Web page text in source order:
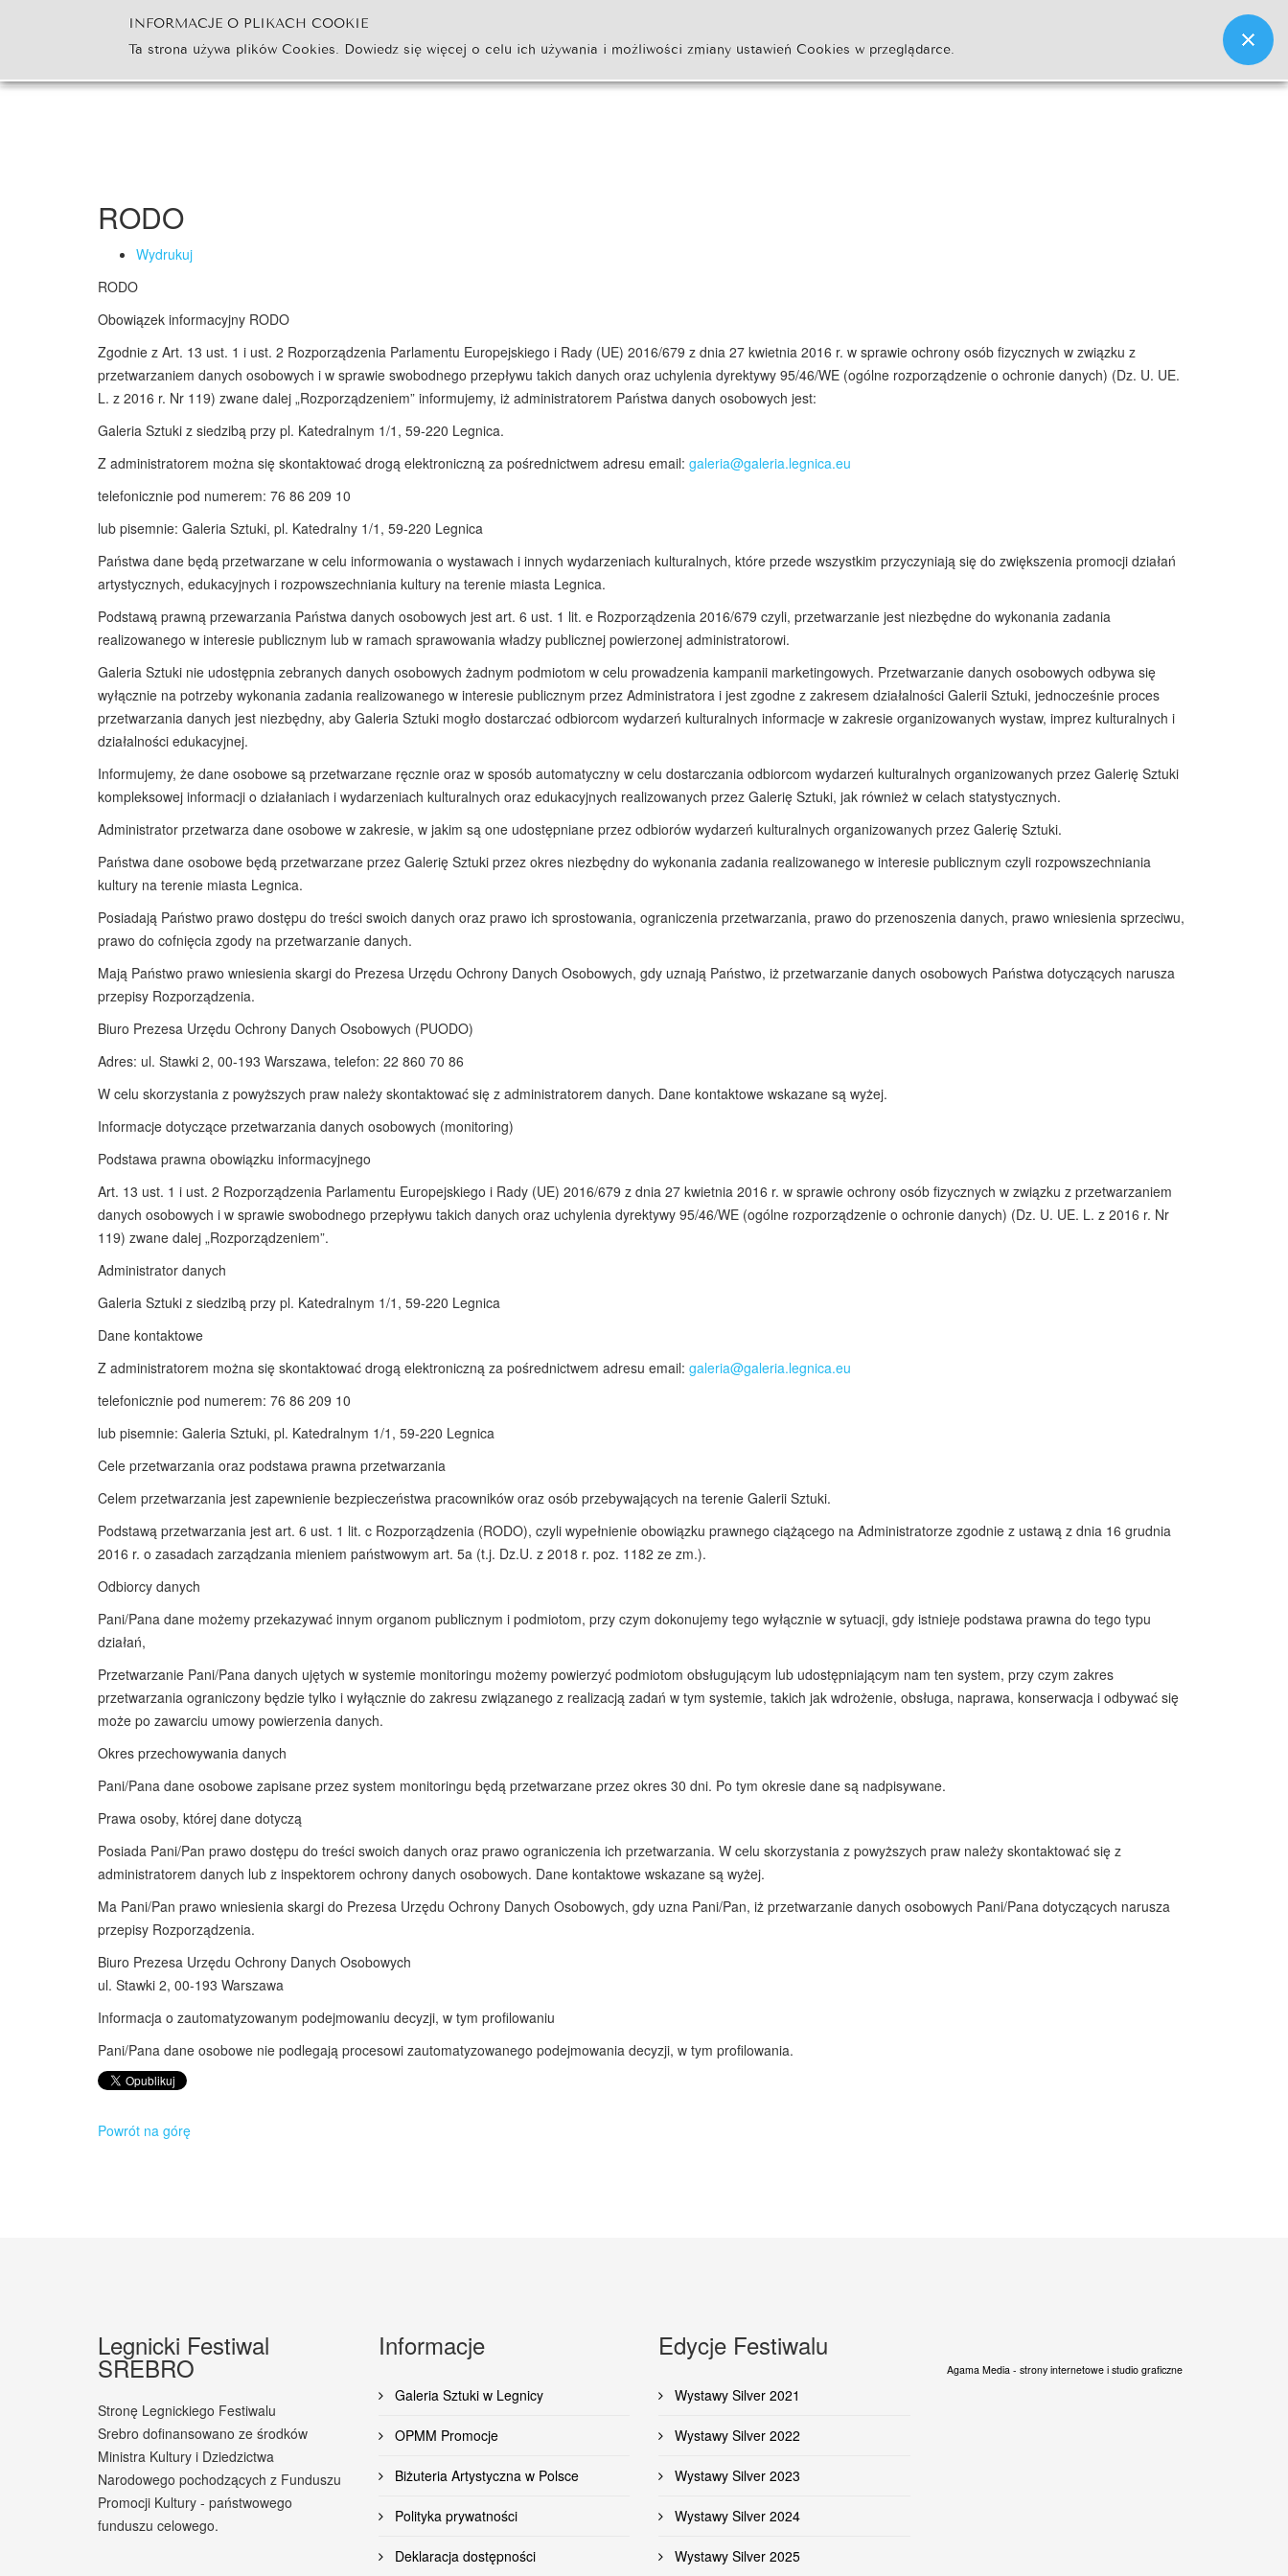
RODO
Wydrukuj
RODO
Obowiązek informacyjny RODO
Zgodnie z Art. 13 ust. 1 i ust. 2 Rozporządzenia Parlamentu Europejskiego i Rady (UE) 2016/679 z dnia 27 kwietnia 2016 r. w sprawie ochrony osób fizycznych w związku z
przetwarzaniem danych osobowych i w sprawie swobodnego przepływu takich danych oraz uchylenia dyrektywy 95/46/WE (ogólne rozporządzenie o ochronie danych) (Dz. U. UE.
L. z 2016 r. Nr 119) zwane dalej „Rozporządzeniem” informujemy, iż administratorem Państwa danych osobowych jest:
Galeria Sztuki z siedzibą przy pl. Katedralnym 1/1, 59-220 Legnica.
Z administratorem można się skontaktować drogą elektroniczną za pośrednictwem adresu email: galeria@galeria.legnica.eu
telefonicznie pod numerem: 76 86 209 10
lub pisemnie: Galeria Sztuki, pl. Katedralny 1/1, 59-220 Legnica
Państwa dane będą przetwarzane w celu informowania o wystawach i innych wydarzeniach kulturalnych, które przede wszystkim przyczyniają się do zwiększenia promocji działań
artystycznych, edukacyjnych i rozpowszechniania kultury na terenie miasta Legnica.
Podstawą prawną przewarzania Państwa danych osobowych jest art. 6 ust. 1 lit. e Rozporządzenia 2016/679 czyli, przetwarzanie jest niezbędne do wykonania zadania
realizowanego w interesie publicznym lub w ramach sprawowania władzy publicznej powierzonej administratorowi.
Galeria Sztuki nie udostępnia zebranych danych osobowych żadnym podmiotom w celu prowadzenia kampanii marketingowych. Przetwarzanie danych osobowych odbywa się
wyłącznie na potrzeby wykonania zadania realizowanego w interesie publicznym przez Administratora i jest zgodne z zakresem działalności Galerii Sztuki, jednocześnie proces
przetwarzania danych jest niezbędny, aby Galeria Sztuki mogło dostarczać odbiorcom wydarzeń kulturalnych informacje w zakresie organizowanych wystaw, imprez kulturalnych i
działalności edukacyjnej.
Informujemy, że dane osobowe są przetwarzane ręcznie oraz w sposób automatyczny w celu dostarczania odbiorcom wydarzeń kulturalnych organizowanych przez Galerię Sztuki
kompleksowej informacji o działaniach i wydarzeniach kulturalnych oraz edukacyjnych realizowanych przez Galerię Sztuki, jak również w celach statystycznych.
Administrator przetwarza dane osobowe w zakresie, w jakim są one udostępniane przez odbiorów wydarzeń kulturalnych organizowanych przez Galerię Sztuki.
Państwa dane osobowe będą przetwarzane przez Galerię Sztuki przez okres niezbędny do wykonania zadania realizowanego w interesie publicznym czyli rozpowszechniania
kultury na terenie miasta Legnica.
Posiadają Państwo prawo dostępu do treści swoich danych oraz prawo ich sprostowania, ograniczenia przetwarzania, prawo do przenoszenia danych, prawo wniesienia sprzeciwu,
prawo do cofnięcia zgody na przetwarzanie danych.
Mają Państwo prawo wniesienia skargi do Prezesa Urzędu Ochrony Danych Osobowych, gdy uznają Państwo, iż przetwarzanie danych osobowych Państwa dotyczących narusza
przepisy Rozporządzenia.
Biuro Prezesa Urzędu Ochrony Danych Osobowych (PUODO)
Adres: ul. Stawki 2, 00-193 Warszawa, telefon: 22 860 70 86
W celu skorzystania z powyższych praw należy skontaktować się z administratorem danych. Dane kontaktowe wskazane są wyżej.
Informacje dotyczące przetwarzania danych osobowych (monitoring)
Podstawa prawna obowiązku informacyjnego
Art. 13 ust. 1 i ust. 2 Rozporządzenia Parlamentu Europejskiego i Rady (UE) 2016/679 z dnia 27 kwietnia 2016 r. w sprawie ochrony osób fizycznych w związku z przetwarzaniem
danych osobowych i w sprawie swobodnego przepływu takich danych oraz uchylenia dyrektywy 95/46/WE (ogólne rozporządzenie o ochronie danych) (Dz. U. UE. L. z 2016 r. Nr
119) zwane dalej „Rozporządzeniem”.
Administrator danych
Galeria Sztuki z siedzibą przy pl. Katedralnym 1/1, 59-220 Legnica
Dane kontaktowe
Z administratorem można się skontaktować drogą elektroniczną za pośrednictwem adresu email: galeria@galeria.legnica.eu
telefonicznie pod numerem: 76 86 209 10
lub pisemnie: Galeria Sztuki, pl. Katedralnym 1/1, 59-220 Legnica
Cele przetwarzania oraz podstawa prawna przetwarzania
Celem przetwarzania jest zapewnienie bezpieczeństwa pracowników oraz osób przebywających na terenie Galerii Sztuki.
Podstawą przetwarzania jest art. 6 ust. 1 lit. c Rozporządzenia (RODO), czyli wypełnienie obowiązku prawnego ciążącego na Administratorze zgodnie z ustawą z dnia 16 grudnia
2016 r. o zasadach zarządzania mieniem państwowym art. 5a (t.j. Dz.U. z 2018 r. poz. 1182 ze zm.).
Odbiorcy danych
Pani/Pana dane możemy przekazywać innym organom publicznym i podmiotom, przy czym dokonujemy tego wyłącznie w sytuacji, gdy istnieje podstawa prawna do tego typu
działań,
Przetwarzanie Pani/Pana danych ujętych w systemie monitoringu możemy powierzyć podmiotom obsługującym lub udostępniającym nam ten system, przy czym zakres
przetwarzania ograniczony będzie tylko i wyłącznie do zakresu związanego z realizacją zadań w tym systemie, takich jak wdrożenie, obsługa, naprawa, konserwacja i odbywać się
może po zawarciu umowy powierzenia danych.
Okres przechowywania danych
Pani/Pana dane osobowe zapisane przez system monitoringu będą przetwarzane przez okres 30 dni. Po tym okresie dane są nadpisywane.
Prawa osoby, której dane dotyczą
Posiada Pani/Pan prawo dostępu do treści swoich danych oraz prawo ograniczenia ich przetwarzania. W celu skorzystania z powyższych praw należy skontaktować się z
administratorem danych lub z inspektorem ochrony danych osobowych. Dane kontaktowe wskazane są wyżej.
Ma Pani/Pan prawo wniesienia skargi do Prezesa Urzędu Ochrony Danych Osobowych, gdy uzna Pani/Pan, iż przetwarzanie danych osobowych Pani/Pana dotyczących narusza
przepisy Rozporządzenia.
Biuro Prezesa Urzędu Ochrony Danych Osobowych
ul. Stawki 2, 00-193 Warszawa
Informacja o zautomatyzowanym podejmowaniu decyzji, w tym profilowaniu
Pani/Pana dane osobowe nie podlegają procesowi zautomatyzowanego podejmowania decyzji, w tym profilowania.
Powrót na górę
Legnicki Festiwal
SREBRO
Stronę Legnickiego Festiwalu
Srebro dofinansowano ze środków
Ministra Kultury i Dziedzictwa
Narodowego pochodzących z Funduszu
Promocji Kultury - państwowego
funduszu celowego.
Informacje
Galeria Sztuki w Legnicy
OPMM Promocje
Biżuteria Artystyczna w Polsce
Polityka prywatności
Deklaracja dostępności
Edycje Festiwalu
Wystawy Silver 2021
Wystawy Silver 2022
Wystawy Silver 2023
Wystawy Silver 2024
Wystawy Silver 2025
Agama Media - strony internetowe i studio graficzne
INFORMACJE O PLIKACH COOKIE
Ta strona używa plików Cookies. Dowiedz się więcej o celu ich używania i możliwości zmiany ustawień Cookies w przeglądarce.